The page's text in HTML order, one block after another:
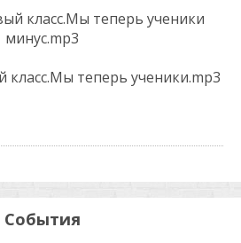
класс.Мы теперь ученики
минус.mp3
класс.Мы теперь ученики.mp3
События